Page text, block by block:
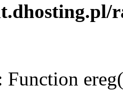
Function